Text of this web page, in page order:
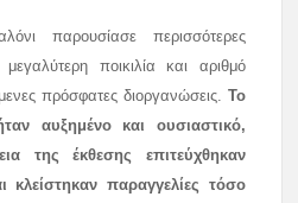
παρουσίασε περισσότερες
ποικιλία και αριθμό
πρόσφατες διοργανώσεις. Το
αυξημένο και ουσιαστικό,
της έκθεσης επιτεύχθηκαν
κλείστηκαν παραγγελίες τόσο